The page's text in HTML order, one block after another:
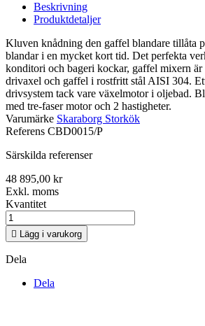
Beskrivning
Produktdetaljer
Kluven knådning den gaffel blandare tillåta
blandar i en mycket kort tid. Det perfekta
konditori och bageri kockar, gaffel mixern är
drivaxel och gaffel i rostfritt stål AISI 304.
drivsystem tack vare växelmotor i oljebad.
med tre-faser motor och 2 hastigheter.
Varumärke Skaraborg Storkök
Referens CBD0015/P
Särskilda referenser
48 895,00 kr
Exkl. moms
Kvantitet
 Lägg i varukorg
Dela
Dela